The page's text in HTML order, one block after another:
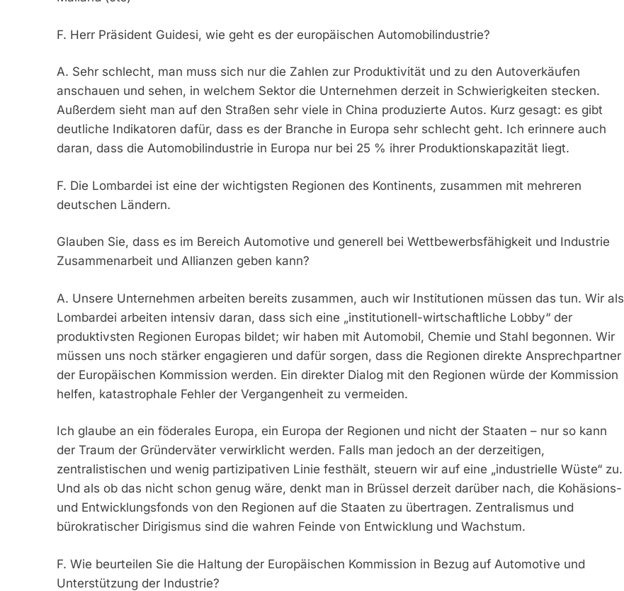
F. Herr Präsident Guidesi, wie geht es der europäischen Automobilindustrie?
A. Sehr schlecht, man muss sich nur die Zahlen zur Produktivität und zu den Autoverkäufen
anschauen und sehen, in welchem Sektor die Unternehmen derzeit in Schwierigkeiten stecken.
Außerdem sieht man auf den Straßen sehr viele in China produzierte Autos. Kurz gesagt: es gibt
deutliche Indikatoren dafür, dass es der Branche in Europa sehr schlecht geht. Ich erinnere auch
daran, dass die Automobilindustrie in Europa nur bei 25 % ihrer Produktionskapazität liegt.
F. Die Lombardei ist eine der wichtigsten Regionen des Kontinents, zusammen mit mehreren
deutschen Ländern.
Glauben Sie, dass es im Bereich Automotive und generell bei Wettbewerbsfähigkeit und Industrie
Zusammenarbeit und Allianzen geben kann?
A. Unsere Unternehmen arbeiten bereits zusammen, auch wir Institutionen müssen das tun. Wir als
Lombardei arbeiten intensiv daran, dass sich eine „institutionell-wirtschaftliche Lobby“ der
produktivsten Regionen Europas bildet; wir haben mit Automobil, Chemie und Stahl begonnen. Wir
müssen uns noch stärker engagieren und dafür sorgen, dass die Regionen direkte Ansprechpartner
der Europäischen Kommission werden. Ein direkter Dialog mit den Regionen würde der Kommission
helfen, katastrophale Fehler der Vergangenheit zu vermeiden.
Ich glaube an ein föderales Europa, ein Europa der Regionen und nicht der Staaten – nur so kann
der Traum der Gründerväter verwirklicht werden. Falls man jedoch an der derzeitigen,
zentralistischen und wenig partizipativen Linie festhält, steuern wir auf eine „industrielle Wüste“ zu.
Und als ob das nicht schon genug wäre, denkt man in Brüssel derzeit darüber nach, die Kohäsions-
und Entwicklungsfonds von den Regionen auf die Staaten zu übertragen. Zentralismus und
bürokratischer Dirigismus sind die wahren Feinde von Entwicklung und Wachstum.
F. Wie beurteilen Sie die Haltung der Europäischen Kommission in Bezug auf Automotive und
Unterstützung der Industrie?